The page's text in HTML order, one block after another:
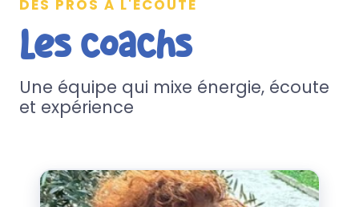
DES PROS À L'ÉCOUTE
Les coachs
Une équipe qui mixe énergie, écoute
et expérience